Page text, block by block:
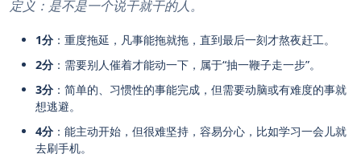
定义：是不是一个说干就干的人。
1分：重度拖延，凡事能拖就拖，直到最后一刻才熬夜赶工。
2分：需要别人催着才能动一下，属于“抽一鞭子走一步”。
3分：简单的、习惯性的事能完成，但需要动脑或有难度的事就
想逃避。
4分：能主动开始，但很难坚持，容易分心，比如学习一会儿就
去刷手机。